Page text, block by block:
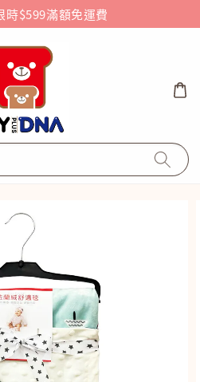
時$599滿額免運費